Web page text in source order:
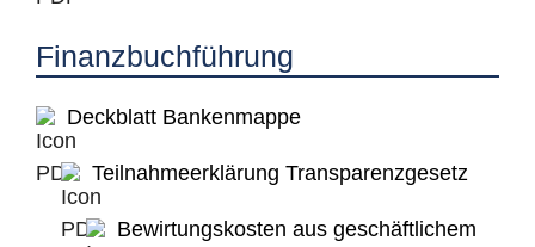
Finanzbuchführung
Deckblatt Bankenmappe
Teilnahmeerklärung Transparenzgesetz
Bewirtungskosten aus geschäftlichem